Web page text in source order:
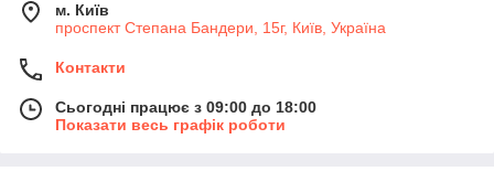
м. Київ
проспект Степана Бандери, 15г, Київ, Україна
Контакти
Сьогодні працює з 09:00 до 18:00
Показати весь графік роботи